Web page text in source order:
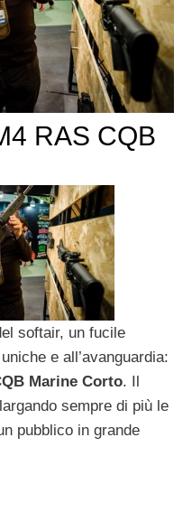
RAS CQB
softair, un fucile
e all’avanguardia:
Marine Corto. Il
sempre di più le
pubblico in grande